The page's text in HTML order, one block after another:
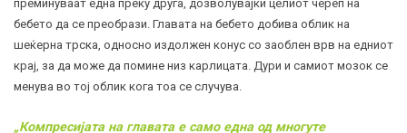
преминуваат една преку друга, дозволувајќи целиот череп на
бебето да се преобрази. Главата на бебето добива облик на
шеќерна трска, односно издолжен конус со заоблен врв на едниот
крај, за да може да помине низ карлицата. Дури и самиот мозок се
менува во тој облик кога тоа се случува.
„Компресијата на главата е само една од многуте